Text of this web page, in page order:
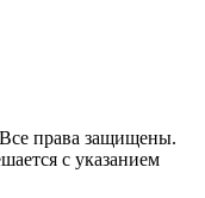
права защищены.
с указанием